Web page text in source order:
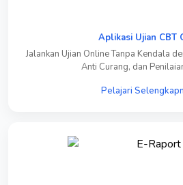
Aplikasi Ujian CBT
Jalankan Ujian Online Tanpa Kendala
Anti Curang, dan
Pelajari